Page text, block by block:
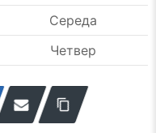
Середа
Четвер